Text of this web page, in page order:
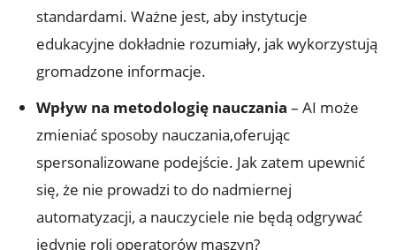
standardami. Ważne jest, aby instytucje
edukacyjne dokładnie rozumiały, jak wykorzystują
gromadzone informacje.
Wpływ na metodologię nauczania – AI może
zmieniać sposoby nauczania,oferując
spersonalizowane podejście. Jak zatem upewnić
się, że nie prowadzi to do nadmiernej
automatyzacji, a nauczyciele nie będą odgrywać
jedynie roli operatorów maszyn?